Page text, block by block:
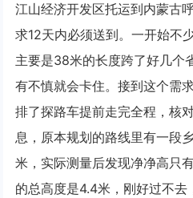
江山经济开发区托运到内蒙古
求12天内必须送到。一开始不
主要是38米的长度跨了好几个
有不慎就会卡住。接到这个需
排了探路车提前走完全程，核
息，原本规划的路线里有一段
米，实际测量后发现净净高只
的总高度是4.4米，刚好过不去